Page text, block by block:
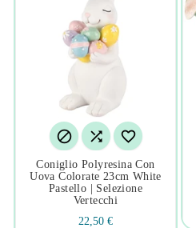
  
Coniglio Polyresina Con
Uova Colorate 23cm White
Pastello | Selezione
Vertecchi
22,50 €